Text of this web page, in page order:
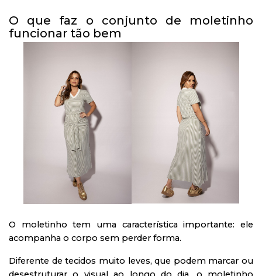
O que faz o conjunto de moletinho
funcionar tão bem
O moletinho tem uma característica importante: ele
acompanha o corpo sem perder forma.
Diferente de tecidos muito leves, que podem marcar ou